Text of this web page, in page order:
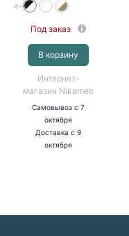
Под заказ
В корзину
Интернет-
магазин Nikameb
Самовывозс 7
октября
Доставка с 9
октября